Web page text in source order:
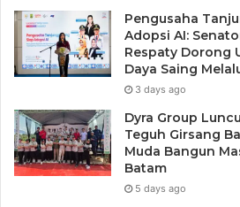
Pengusaha
Adopsi AI:
Respaty Dorong
Daya Saing
3 days ago
Dyra Group
Teguh Girsang
Muda Bangun
Batam
5 days ago